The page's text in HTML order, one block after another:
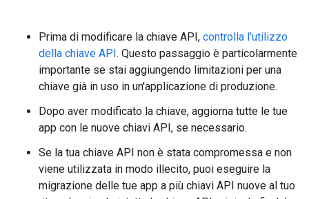
Prima di modificare la chiave API, controlla l'utilizzo
della chiave API. Questo passaggio è particolarmente
importante se stai aggiungendo limitazioni per una
chiave già in uso in un'applicazione di produzione.
Dopo aver modificato la chiave, aggiorna tutte le tue
app con le nuove chiavi API, se necessario.
Se la tua chiave API non è stata compromessa e non
viene utilizzata in modo illecito, puoi eseguire la
migrazione delle tue app a più chiavi API nuove al tuo